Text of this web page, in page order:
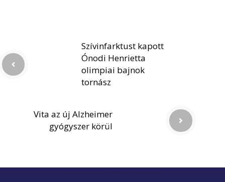
Szívinfarktust kapott
Ónodi Henrietta
olimpiai bajnok
tornász
Vita az új Alzheimer
gyógyszer körül